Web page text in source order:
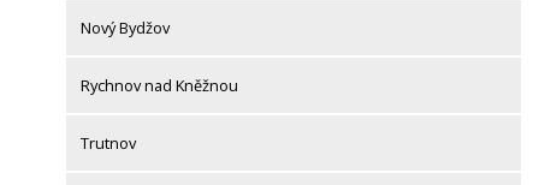
Nový Bydžov
Rychnov nad Kněžnou
Trutnov